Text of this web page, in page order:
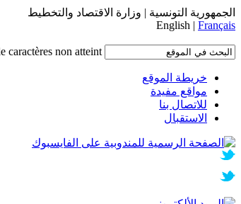
الجمهورية التونسية | وزارة الاقتصاد والتخطيط
English | Français
caractères non atteint.
خريطة الموقع
مواقع مفيدة
للاتصال بنا
الاستقبال